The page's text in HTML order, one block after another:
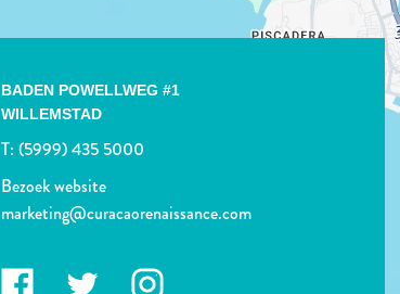
WHATSAPP
BADEN POWELLWEG #1
WILLEMSTAD
T:(5999) 435 5000
Bezoek website
marketing@curacaorenaissance.com